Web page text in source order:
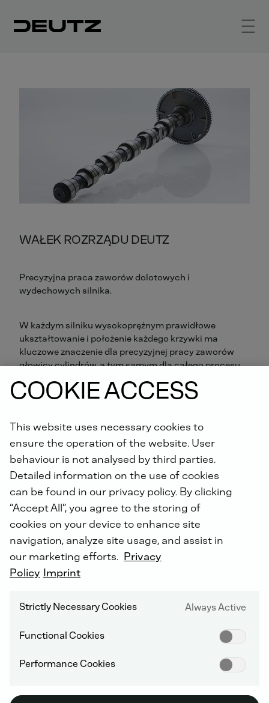
WAŁEK ROZRZĄDU DEUTZ
Precyzyjna praca zaworów dolotowych i
wydechowych silnika.
W każdym silniku wysokoprężnym prawidłowe
ukształtowanie i położenie każdego krzywki ma
kluczowe znaczenie dla precyzyjnej pracy zaworów
głowicy cylindrów, a tym samym dla całego procesu
optymalne spalanie, co pozwala zmniejszyć zużycie
CECHY PRODUKTU
Idealna geometria krzywki zapewnia optymalne
spalanie
Specjalne hartowane powierzchnie robocze
niezawodność
Zamów online już teraz.
przez nas otrzymujesz przedłużoną gwarancję do 5 lat
w ramach
dożywotniej gwarancji na części DEUTZ
COOKIE ACCESS
This website uses necessary cookies to
ensure the operation of the website. User
behaviour is not analysed by third parties.
Detailed information on the use of cookies
can be found in our privacy policy. By clicking
“Accept All”, you agree to the storing of
cookies on your device to enhance site
navigation, analyze site usage, and assist in
our marketing efforts. Privacy
Policy Imprint
Strictly Necessary Cookies Always Active
Functional Cookies
Performance Cookies